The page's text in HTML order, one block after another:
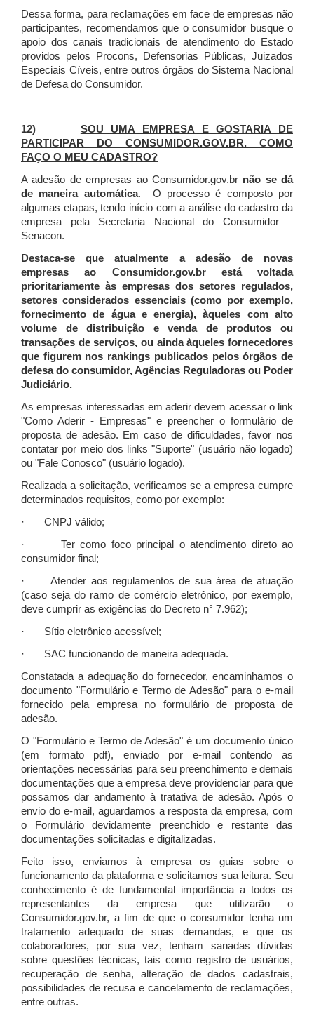
Dessa forma, para reclamações em face de empresas não
participantes, recomendamos que o consumidor busque o
apoio dos canais tradicionais de atendimento do Estado
providos pelos Procons, Defensorias Públicas, Juizados
Especiais Cíveis, entre outros órgãos do Sistema Nacional
de Defesa do Consumidor.
12) SOU UMA EMPRESA E GOSTARIA DE
PARTICIPAR DO CONSUMIDOR.GOV.BR. COMO
FAÇO O MEU CADASTRO?
A adesão de empresas ao Consumidor.gov.br não se dá
de maneira automática. O processo é composto por
algumas etapas, tendo início com a análise do cadastro da
empresa pela Secretaria Nacional do Consumidor –
Senacon.
Destaca-se que atualmente a adesão de novas
empresas ao Consumidor.gov.br está voltada
prioritariamente às empresas dos setores regulados,
setores considerados essenciais (como por exemplo,
fornecimento de água e energia), àqueles com alto
volume de distribuição e venda de produtos ou
transações de serviços, ou ainda àqueles fornecedores
que figurem nos rankings publicados pelos órgãos de
defesa do consumidor, Agências Reguladoras ou Poder
Judiciário.
As empresas interessadas em aderir devem acessar o link
"Como Aderir - Empresas" e preencher o formulário de
proposta de adesão. Em caso de dificuldades, favor nos
contatar por meio dos links "Suporte" (usuário não logado)
ou "Fale Conosco" (usuário logado).
Realizada a solicitação, verificamos se a empresa cumpre
determinados requisitos, como por exemplo:
· CNPJ válido;
· Ter como foco principal o atendimento direto ao
consumidor final;
· Atender aos regulamentos de sua área de atuação
(caso seja do ramo de comércio eletrônico, por exemplo,
deve cumprir as exigências do Decreto n° 7.962);
· Sítio eletrônico acessível;
· SAC funcionando de maneira adequada.
Constatada a adequação do fornecedor, encaminhamos o
documento "Formulário e Termo de Adesão" para o e-mail
fornecido pela empresa no formulário de proposta de
adesão.
O "Formulário e Termo de Adesão" é um documento único
(em formato pdf), enviado por e-mail contendo as
orientações necessárias para seu preenchimento e demais
documentações que a empresa deve providenciar para que
possamos dar andamento à tratativa de adesão. Após o
envio do e-mail, aguardamos a resposta da empresa, com
o Formulário devidamente preenchido e restante das
documentações solicitadas e digitalizadas.
Feito isso, enviamos à empresa os guias sobre o
funcionamento da plataforma e solicitamos sua leitura. Seu
conhecimento é de fundamental importância a todos os
representantes da empresa que utilizarão o
Consumidor.gov.br, a fim de que o consumidor tenha um
tratamento adequado de suas demandas, e que os
colaboradores, por sua vez, tenham sanadas dúvidas
sobre questões técnicas, tais como registro de usuários,
recuperação de senha, alteração de dados cadastrais,
possibilidades de recusa e cancelamento de reclamações,
entre outras.